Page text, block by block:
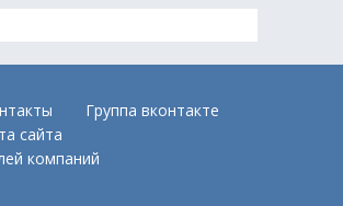
Группа вконтакте
сайта
компаний